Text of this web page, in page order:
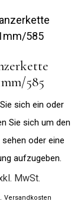
585
sich ein oder
Sie sich um den
oder eine
aufzugeben.
MwSt.
Versandkosten